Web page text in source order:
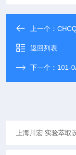
上一个：
返回列表
下一个： 101-